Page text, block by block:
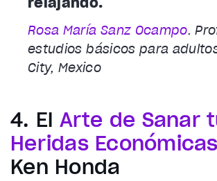
Rosa María Sanz Ocampo.
estudios básicos para
City, Mexico
4. El Arte de Sanar
Heridas Económicas
Ken Honda